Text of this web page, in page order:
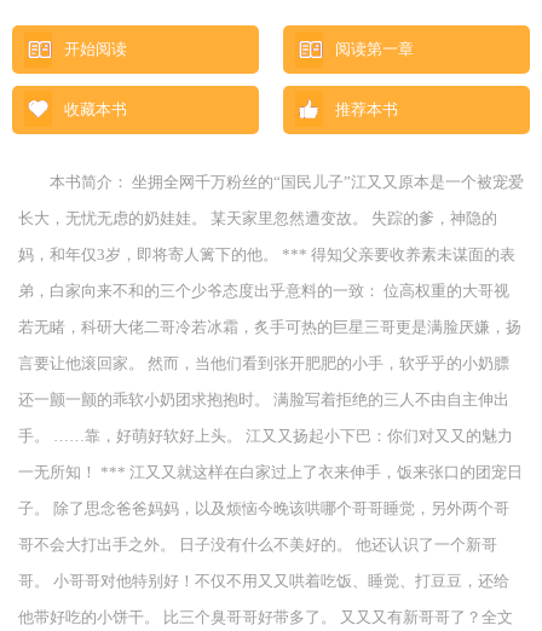
开始阅读 阅读第一章
收藏本书 推荐本书
本书简介： 坐拥全网千万粉丝的“国民儿子”江又又原本是一个被宠爱
长大，无忧无虑的奶娃娃。 某天家里忽然遭变故。 失踪的爹，神隐的
妈，和年仅3岁，即将寄人篱下的他。 *** 得知父亲要收养素未谋面的表
弟，白家向来不和的三个少爷态度出乎意料的一致： 位高权重的大哥视
若无睹，科研大佬二哥冷若冰霜，炙手可热的巨星三哥更是满脸厌嫌，扬
言要让他滚回家。 然而，当他们看到张开肥肥的小手，软乎乎的小奶膘
还一颤一颤的乖软小奶团求抱抱时。 满脸写着拒绝的三人不由自主伸出
手。 ……靠，好萌好软好上头。 江又又扬起小下巴：你们对又又的魅力
一无所知！ *** 江又又就这样在白家过上了衣来伸手，饭来张口的团宠日
子。 除了思念爸爸妈妈，以及烦恼今晚该哄哪个哥哥睡觉，另外两个哥
哥不会大打出手之外。 日子没有什么不美好的。 他还认识了一个新哥
哥。 小哥哥对他特别好！不仅不用又又哄着吃饭、睡觉、打豆豆，还给
他带好吃的小饼干。 比三个臭哥哥好带多了。 又又又有新哥哥了？全文